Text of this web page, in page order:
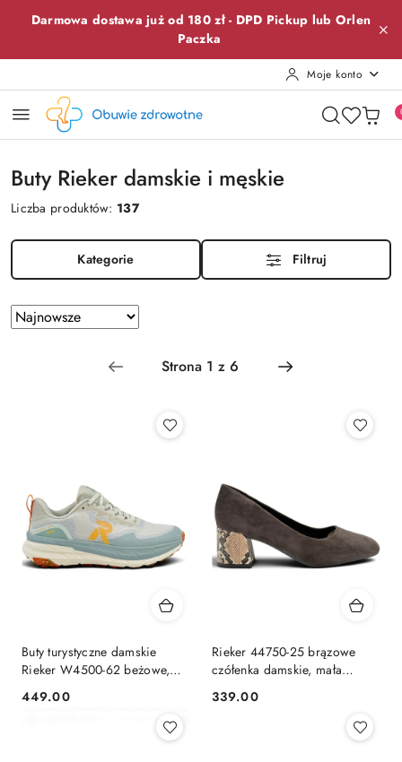
Przejdź do treści głównej
Przejdź do wyszukiwarki
Przejdź do moje konto
Przejdź do menu głównego
Przejdź do stopki
Darmowa dostawa już od 180 zł - DPD Pickup lub Orlen
Paczka
Moje konto
Buty Rieker damskie i męskie
Liczba produktów: 137
Kategorie Filtruj
Zastosowano
sortowanie:
Sortuj
według
Buty turystyczne damskie
Rieker W4500-62 beżowe,
tęgość G 1/2
Cena:
449.00
Rieker 44750-25 brązowe
czółenka damskie, mała
tęgość F 1/2
Cena:
339.00